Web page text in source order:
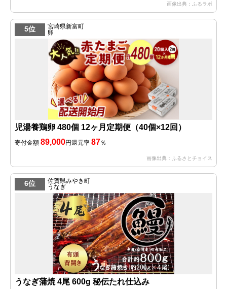
画像出典：ふるラボ
5位
宮崎県新富町
卵
児湯養鶏卵 480個 12ヶ月定期便（40個×12回）
寄付金額 89,000円還元率 87％
画像出典：ふるさとチョイス
6位
佐賀県みやき町
うなぎ
うなぎ蒲焼 4尾 600g 秘伝たれ仕込み